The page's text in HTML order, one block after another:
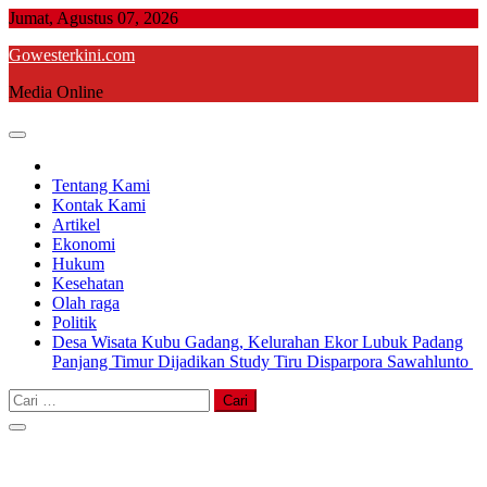
Skip
content
Jumat, Agustus 07, 2026
Gowesterkini.com
Media Online
Tentang Kami
Kontak Kami
Artikel
Ekonomi
Hukum
Kesehatan
Olah raga
Politik
Desa Wisata Kubu Gadang, Kelurahan Ekor Lubuk Padang
Panjang Timur Dijadikan Study Tiru Disparpora Sawahlunto
Cari
untuk: